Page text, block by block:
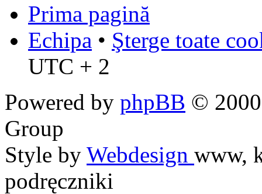
Prima pagină
Echipa • Şterge toate
UTC + 2
Powered by phpBB ©
Group
Style by Webdesign www,
podręczniki